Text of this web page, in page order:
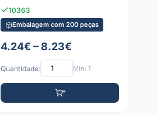
10363
Embalagem com 200 peças
4.24€ – 8.23€
Quantidade: Mín: 1